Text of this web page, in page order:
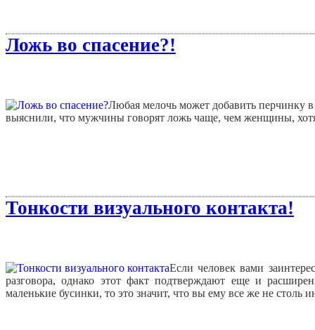
Ложь во спасение?!
Любая мелочь может добавить перчинку
выяснили, что мужчины говорят ложь чаще, чем женщины, хотя
Тонкости визуального контакта!
Если человек вами
разговора, однако этот факт подтверждают еще и
маленькие бусинки, то это значит, что вы ему все же не столь